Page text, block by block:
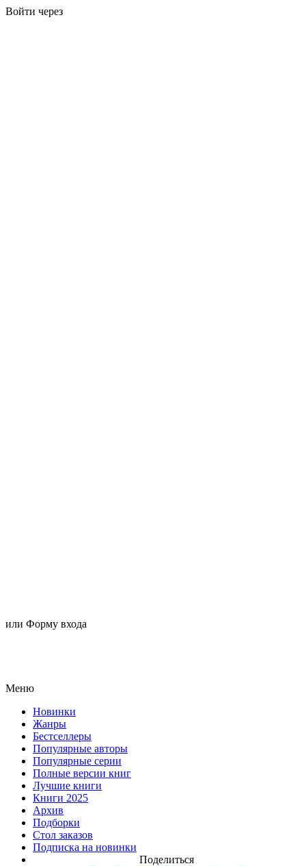
Войти через
или Форму входа
Меню
Новинки
Жанры
Бестселлеры
Популярные авторы
Популярные серии
Полные версии книг
Лучшие книги
Книги 2025
Архив
Подборки
Стол заказов
Подписка на новинки
Поделиться